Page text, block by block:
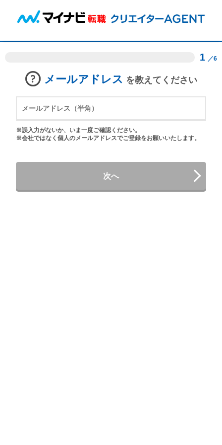
1 ／6
メールアドレス を教えてください
※誤入力がないか、いま一度ご確認ください。
※会社ではなく個人のメールアドレスでご登録をお願いいたします。
次へ